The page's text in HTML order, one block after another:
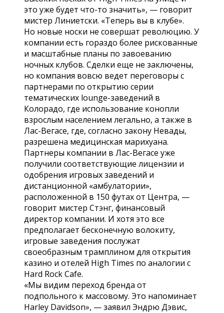
это уже будет что-то значить», — говорит
мистер Линиетски. «Теперь вы в клубе».
Но новые носки не совершат революцию. У
компании есть гораздо более рискованные
и масштабные планы по завоеванию
ночных клубов. Сделки еще не заключены,
но компания вовсю ведет переговоры с
партнерами по открытию серии
тематических lounge-заведений в
Колорадо, где использование конопли
взрослым населением легально, а также в
Лас-Вегасе, где, согласно закону Невады,
разрешена медицинская марихуана.
Партнеры компании в Лас-Вегасе уже
получили соответствующие лицензии и
одобрения игровых заведений и
дистанционной «амбулатории»,
расположенной в 150 футах от Центра, —
говорит мистер Стэнг, финансовый
директор компании. И хотя это все
предполагает бесконечную волокиту,
игровые заведения послужат
своеобразным трамплином для открытия
казино и отелей High Times по аналогии с
Hard Rock Cafe.
«Мы видим переход бренда от
подпольного к массовому. Это напоминает
Harley Davidson», — заявил Эндрю Дэвис,